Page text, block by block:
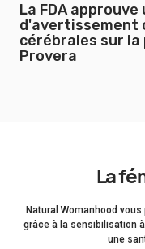
La FDA
d'avertissement
cérébrales sur
Provera
La
Natural Womanhood
grâce à la sensibilisation
une